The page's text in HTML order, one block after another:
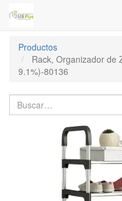
Productos
Rack, Organizador de
9.1%)-80136